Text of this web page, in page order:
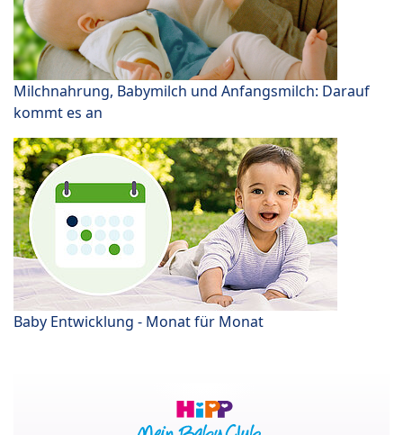
Milchnahrung, Babymilch und Anfangsmilch: Darauf
kommt es an
Baby Entwicklung - Monat für Monat